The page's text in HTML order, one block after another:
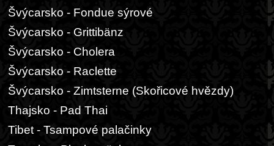
Švýcarsko - Fondue sýrové
Švýcarsko - Grittibänz
Švýcarsko - Cholera
Švýcarsko - Raclette
Švýcarsko - Zimtsterne (Skořicové hvězdy)
Thajsko - Pad Thai
Tibet - Tsampové palačinky